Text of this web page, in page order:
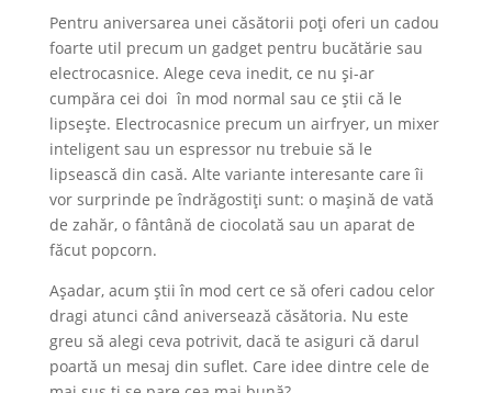
Pentru aniversarea unei căsătorii poți oferi un cadou
foarte util precum un gadget pentru bucătărie sau
electrocasnice. Alege ceva inedit, ce nu și-ar
cumpăra cei doi în mod normal sau ce știi că le
lipsește. Electrocasnice precum un airfryer, un mixer
inteligent sau un espressor nu trebuie să le
lipsească din casă. Alte variante interesante care îi
vor surprinde pe îndrăgostiți sunt: o mașină de vată
de zahăr, o fântână de ciocolată sau un aparat de
făcut popcorn.
Așadar, acum știi în mod cert ce să oferi cadou celor
dragi atunci când aniversează căsătoria. Nu este
greu să alegi ceva potrivit, dacă te asiguri că darul
poartă un mesaj din suflet. Care idee dintre cele de